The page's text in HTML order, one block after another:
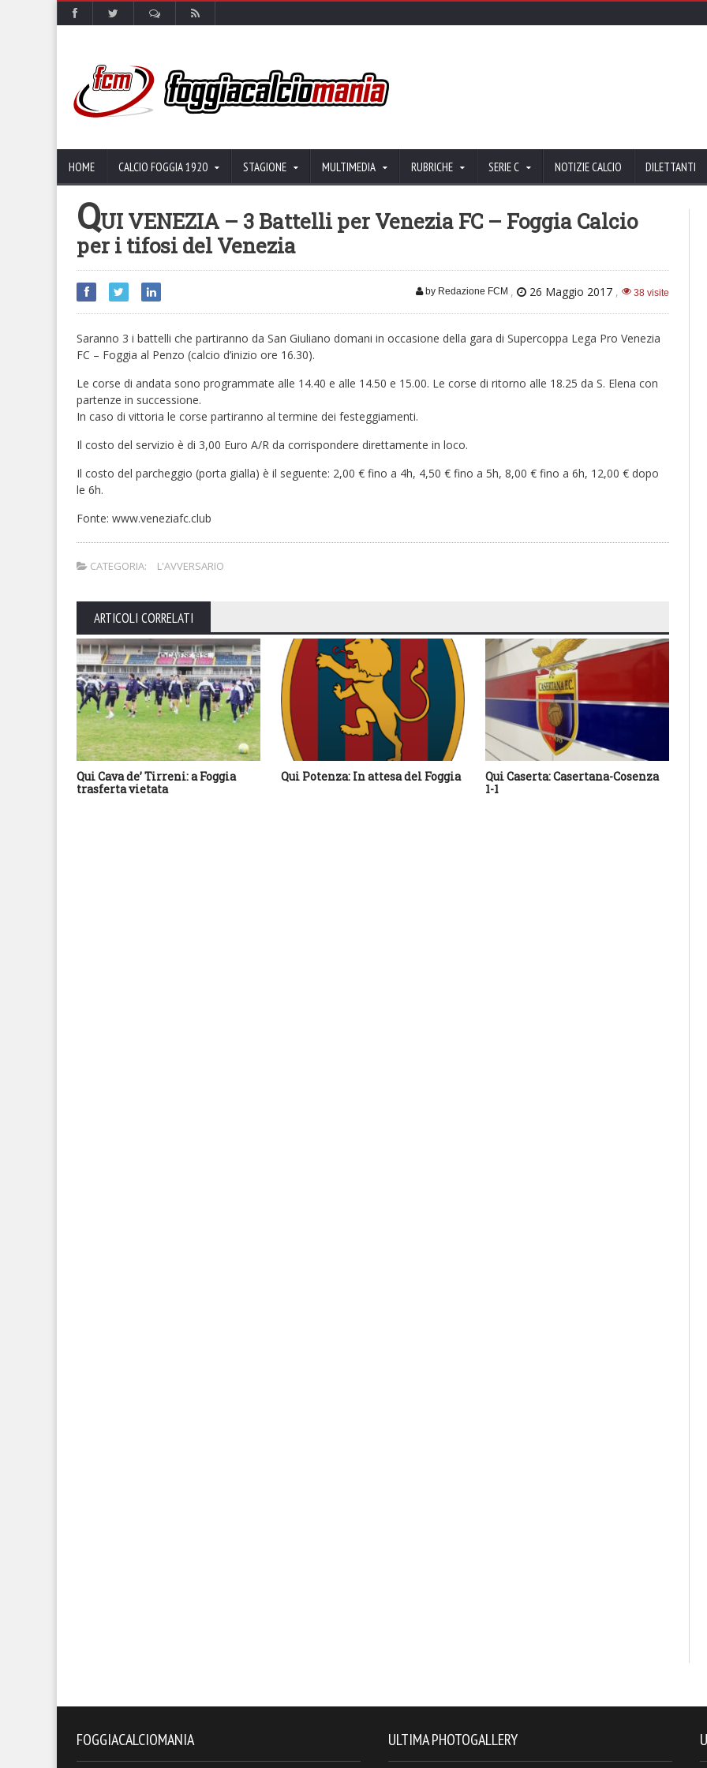
HOME CALCIO FOGGIA 1920 STAGIONE MULTIMEDIA RUBRICHE SERIE C NOTIZIE CALCIO DILETTANTI
QUI VENEZIA – 3 Battelli per Venezia FC – Foggia Calcio
per i tifosi del Venezia
by Redazione FCM , 26 Maggio 2017 , 38 visite
Saranno 3 i battelli che partiranno da San Giuliano domani in occasione della gara di Supercoppa Lega Pro Venezia
FC – Foggia al Penzo (calcio d’inizio ore 16.30).
Le corse di andata sono programmate alle 14.40 e alle 14.50 e 15.00. Le corse di ritorno alle 18.25 da S. Elena con
partenze in successione.
In caso di vittoria le corse partiranno al termine dei festeggiamenti.
Il costo del servizio è di 3,00 Euro A/R da corrispondere direttamente in loco.
Il costo del parcheggio (porta gialla) è il seguente: 2,00 € fino a 4h, 4,50 € fino a 5h, 8,00 € fino a 6h, 12,00 € dopo
le 6h.
Fonte: www.veneziafc.club
CATEGORIA: L'AVVERSARIO
ARTICOLI CORRELATI
Qui Cava de’ Tirreni: a Foggia
trasferta vietata
Qui Potenza: In attesa del Foggia
Qui Caserta: Casertana-Cosenza
1-1
FOGGIACALCIOMANIA ULTIMA PHOTOGALLERY